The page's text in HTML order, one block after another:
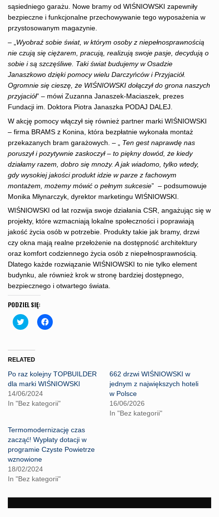
sąsiedniego garażu. Nowe bramy od WIŚNIOWSKI zapewniły
bezpieczne i funkcjonalne przechowywanie tego wyposażenia w
przystosowanym magazynie.
– „ Wyobraź sobie świat, w którym osoby z niepełnosprawnością
nie czują się ciężarem, pracują, realizują swoje pasje, decydują o
sobie i są szczęśliwe. Taki świat budujemy w Osadzie
Janaszkowo dzięki pomocy wielu Darczyńców i Przyjaciół.
Ogromnie się cieszę, że WIŚNIOWSKI dołączył do grona naszych
przyjaciół” – mówi Zuzanna Janaszek-Maciaszek, prezes
Fundacji im. Doktora Piotra Janaszka PODAJ DALEJ.
W akcję pomocy włączył się również partner marki WIŚNIOWSKI
– firma BRAMS z Konina, która bezpłatnie wykonała montaż
przekazanych bram garażowych. – „ Ten gest naprawdę nas
poruszył i pozytywnie zaskoczył – to piękny dowód, że kiedy
działamy razem, dobro się mnoży. A jak wiadomo, tylko wtedy,
gdy wysokiej jakości produkt idzie w parze z fachowym
montażem, możemy mówić o pełnym sukcesie” – podsumowuje
Monika Młynarczyk, dyrektor marketingu WIŚNIOWSKI.
WIŚNIOWSKI od lat rozwija swoje działania CSR, angażując się w
projekty, które wzmacniają lokalne społeczności i poprawiają
jakość życia osób w potrzebie. Produkty takie jak bramy, drzwi
czy okna mają realne przełożenie na dostępność architektury
oraz komfort codziennego życia osób z niepełnosprawnością.
Dlatego każde rozwiązanie WIŚNIOWSKI to nie tylko element
budynku, ale również krok w stronę bardziej dostępnego,
bezpiecznego i otwartego świata.
PODZIEL SIĘ:
C
l
t
o
h
a
r
e
o
n
t
t
e
r
(
O
p
e
n
n
C
l
h
a
r
n
e
b
o
o
k
e
i
RELATED
Po raz kolejny TOPBUILDER
dla marki WIŚNIOWSKI
14/06/2024
In "Bez kategorii"
662 drzwi WIŚNIOWSKI w
jednym z największych hoteli
w Polsce
16/06/2026
In "Bez kategorii"
Termomodernizację czas
zacząć! Wypłaty dotacji w
programie Czyste Powietrze
wznowione
18/02/2024
In "Bez kategorii"